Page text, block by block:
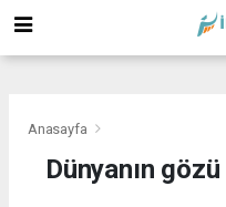
Anasayfa
Dünyanın